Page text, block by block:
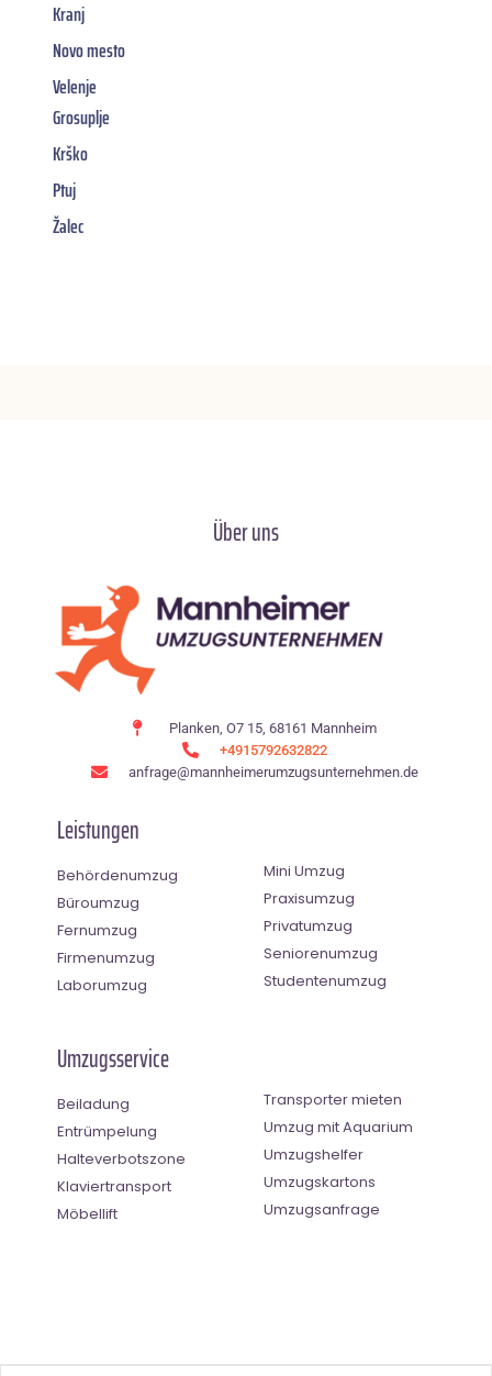
Kranj
Novo mesto
Velenje
Grosuplje
Krško
Ptuj
Žalec
Über uns
Planken, O7 15, 68161 Mannheim
+4915792632822
anfrage@mannheimerumzugsunternehmen.de
Leistungen
Behördenumzug
Büroumzug
Fernumzug
Firmenumzug
Laborumzug
Mini Umzug
Praxisumzug
Privatumzug
Seniorenumzug
Studentenumzug
Umzugsservice
Beiladung
Entrümpelung
Halteverbotszone
Klaviertransport
Möbellift
Transporter mieten
Umzug mit Aquarium
Umzugshelfer
Umzugskartons
Umzugsanfrage